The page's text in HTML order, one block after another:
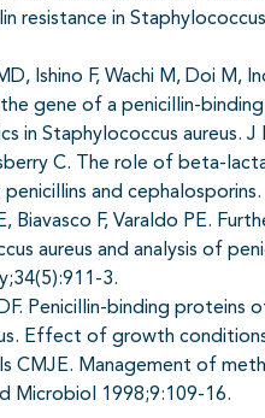
resistance in
Ishino F, Wachi M, Doi M,
gene of a penicillin-
in Staphylococcus aureus.
C. The role of beta-
and
Biavasco F, Varaldo PE.
aureus and analysis of
3.
Penicillin-binding
Effect of growth
CMJE. Management of
Microbiol 1998;9:109-16.